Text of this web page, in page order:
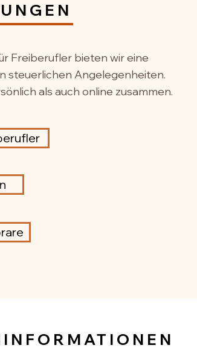
Freiberufler bieten wir eine
steuerlichen Angelegenheiten.
als auch online zusammen.